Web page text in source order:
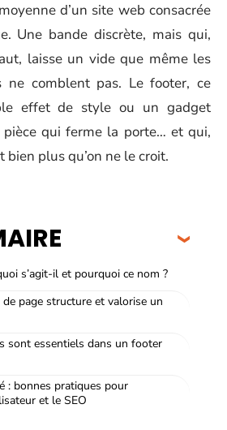
d’un site web consacrée
Une bande discrète, mais qui,
laisse un vide que même les
ne comblent pas. Le footer, ce
effet de style ou un gadget
pièce qui ferme la porte… et qui,
plus qu’on ne le croit.
s’agit-il et pourquoi ce nom ?
page structure et valorise un
sont essentiels dans un footer
: bonnes pratiques pour
et le SEO